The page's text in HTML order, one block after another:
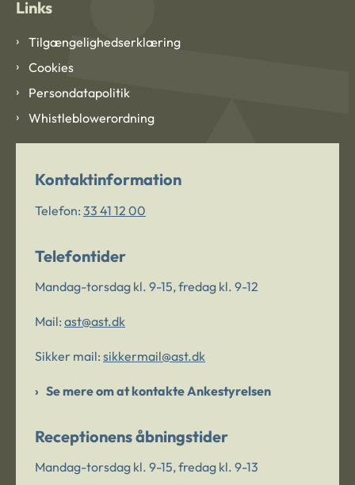
Links
Tilgængelighedserklæring
Cookies
Persondatapolitik
Whistleblowerordning
Kontaktinformation
Telefon: 33 41 12 00
Telefontider
Mandag-torsdag kl. 9-15, fredag kl. 9-12
Mail: ast@ast.dk
Sikker mail: sikkermail@ast.dk
Se mere om at kontakte Ankestyrelsen
Receptionens åbningstider
Mandag-torsdag kl. 9-15, fredag kl. 9-13